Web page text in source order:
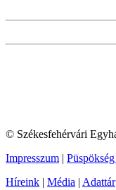
© Székesfehérvári
Impresszum |
Híreink | Média | Adattár